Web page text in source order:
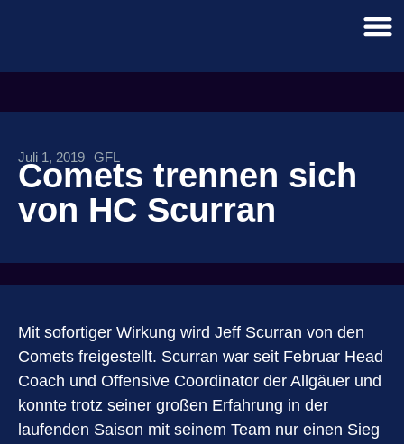
Juli 1, 2019 GFL
Comets trennen sich
von HC Scurran
Mit sofortiger Wirkung wird Jeff Scurran von den
Comets freigestellt. Scurran war seit Februar Head
Coach und Offensive Coordinator der Allgäuer und
konnte trotz seiner großen Erfahrung in der
laufenden Saison mit seinem Team nur einen Sieg